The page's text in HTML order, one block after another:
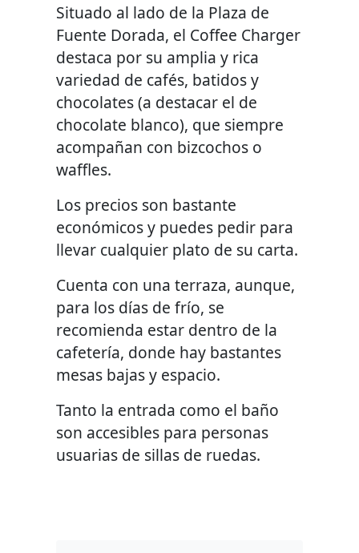
Situado al lado de la Plaza de
Fuente Dorada, el Coffee Charger
destaca por su amplia y rica
variedad de cafés, batidos y
chocolates (a destacar el de
chocolate blanco), que siempre
acompañan con bizcochos o
waffles.
Los precios son bastante
económicos y puedes pedir para
llevar cualquier plato de su carta.
Cuenta con una terraza, aunque,
para los días de frío, se
recomienda estar dentro de la
cafetería, donde hay bastantes
mesas bajas y espacio.
Tanto la entrada como el baño
son accesibles para personas
usuarias de sillas de ruedas.